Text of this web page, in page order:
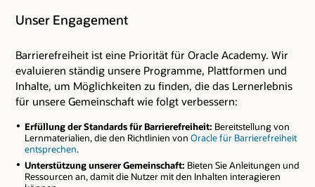
Unser Engagement
Barrierefreiheit ist eine Priorität für Oracle Academy. Wir
evaluieren ständig unsere Programme, Plattformen und
Inhalte, um Möglichkeiten zu finden, die das Lernerlebnis
für unsere Gemeinschaft wie folgt verbessern:
Erfüllung der Standards für Barrierefreiheit: Bereitstellung von
Lernmaterialien, die den Richtlinien von Oracle für Barrierefreiheit
entsprechen.
Unterstützung unserer Gemeinschaft: Bieten Sie Anleitungen und
Ressourcen an, damit die Nutzer mit den Inhalten interagieren